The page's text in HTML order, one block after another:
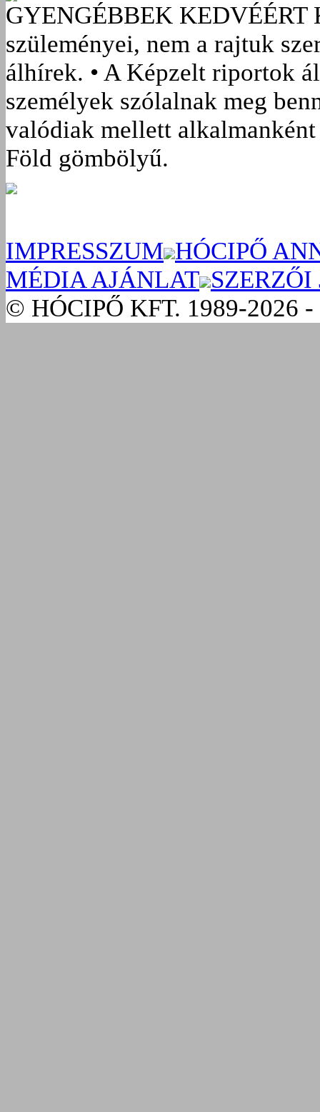
GYENGÉBBEK KEDVÉÉRT
szüleményei, nem a rajtuk
álhírek. • A Képzelt riportok
személyek szólalnak meg
valódiak mellett
Föld gömbölyű.
IMPRESSZUM HÓCIPŐ
MÉDIA AJÁNLAT SZERZŐI
© HÓCIPŐ KFT. 1989-2026